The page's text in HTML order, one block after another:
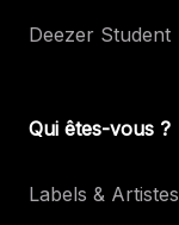
Deezer Student
Qui êtes-vous ?
Labels & Artistes